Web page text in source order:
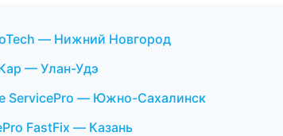
— Нижний Новгород
— Улан-Удэ
ServicePro — Южно-Сахалинск
FastFix — Казань